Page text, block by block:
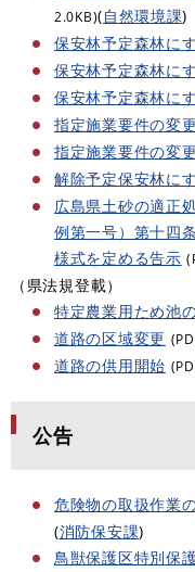
2.0KB)(自然環境課)
保安林予定森林に
保安林予定森林に
保安林予定森林に
指定施業要件の変更
指定施業要件の変更
解除予定保安林に
広島県土砂の適正
例第一号）第十四
様式を定める告示
（県法規登載）
特定農業用ため池
道路の区域変更
道路の供用開始
公告
危険物の取扱作業
(消防保安課)
鳥獣保護区特別保